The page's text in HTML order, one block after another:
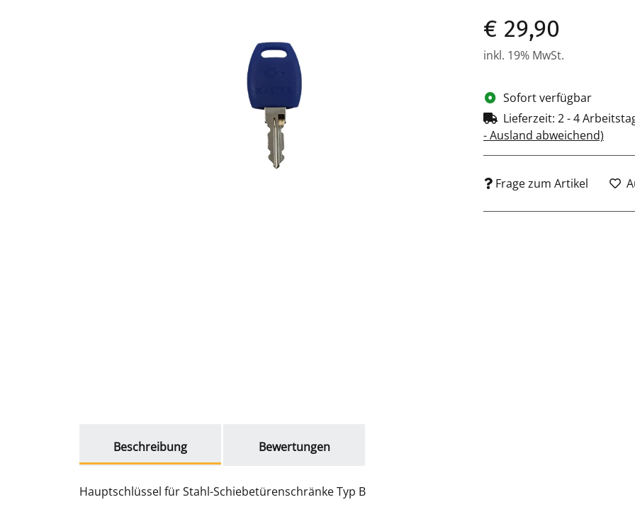
€ 29,90
inkl. 19% MwSt.
Sofort verfügbar
Lieferzeit: 2 - 4
- Ausland abweichend)
Frage zum Artikel
Beschreibung
Bewertungen
Hauptschlüssel für Stahl-Schiebetürenschränke Typ B